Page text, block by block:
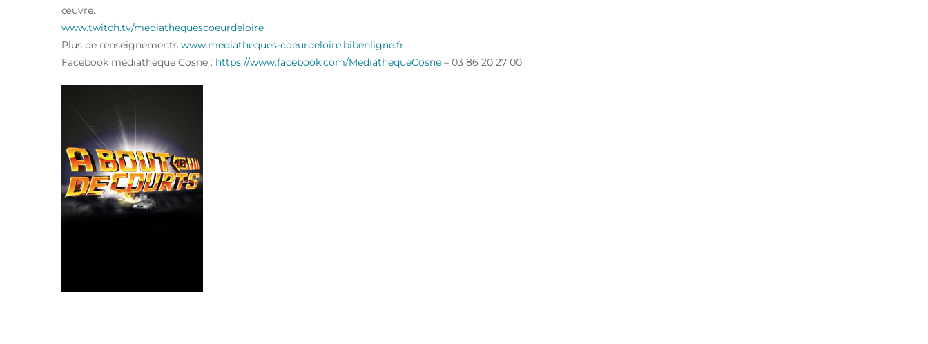
œuvre.
www.twitch.tv/mediathequescoeurdeloire
Plus de renseignements www.mediatheques-coeurdeloire.bibenligne.fr
Facebook médiathèque Cosne : https://www.facebook.com/MediathequeCosne – 03 86 20 27 00